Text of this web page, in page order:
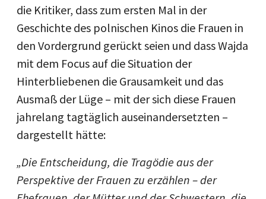
die Kritiker, dass zum ersten Mal in der
Geschichte des polnischen Kinos die Frauen in
den Vordergrund gerückt seien und dass Wajda
mit dem Focus auf die Situation der
Hinterbliebenen die Grausamkeit und das
Ausmaß der Lüge – mit der sich diese Frauen
jahrelang tagtäglich auseinandersetzten –
dargestellt hätte:
„Die Entscheidung, die Tragödie aus der
Perspektive der Frauen zu erzählen – der